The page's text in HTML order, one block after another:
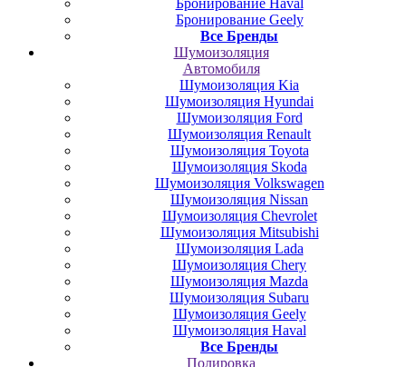
Бронирование Haval
Бронирование Geely
Все Бренды
Шумоизоляция
Автомобиля
Шумоизоляция Kia
Шумоизоляция Hyundai
Шумоизоляция Ford
Шумоизоляция Renault
Шумоизоляция Toyota
Шумоизоляция Skoda
Шумоизоляция Volkswagen
Шумоизоляция Nissan
Шумоизоляция Chevrolet
Шумоизоляция Mitsubishi
Шумоизоляция Lada
Шумоизоляция Chery
Шумоизоляция Mazda
Шумоизоляция Subaru
Шумоизоляция Geely
Шумоизоляция Haval
Все Бренды
Полировка